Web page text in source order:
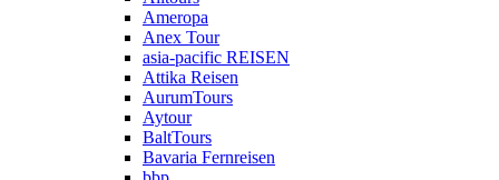
Ameropa
Anex Tour
asia-pacific REISEN
Attika Reisen
AurumTours
Aytour
BaltTours
Bavaria Fernreisen